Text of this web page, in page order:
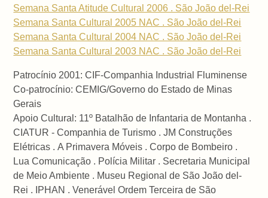
Semana Santa Atitude Cultural 2006 . São João del-Rei
Semana Santa Cultural 2005 NAC . São João del-Rei
Semana Santa Cultural 2004 NAC . São João del-Rei
Semana Santa Cultural 2003 NAC . São João del-Rei
Patrocínio 2001: CIF-Companhia Industrial Fluminense
Co-patrocínio: CEMIG/Governo do Estado de Minas
Gerais
Apoio Cultural: 11º Batalhão de Infantaria de Montanha .
CIATUR - Companhia de Turismo . JM Construções
Elétricas .A Primavera Móveis . Corpo de Bombeiro .
Lua Comunicação . Polícia Militar . Secretaria Municipal
de Meio Ambiente . Museu Regional de São João del-
Rei . IPHAN . Venerável Ordem Terceira de São